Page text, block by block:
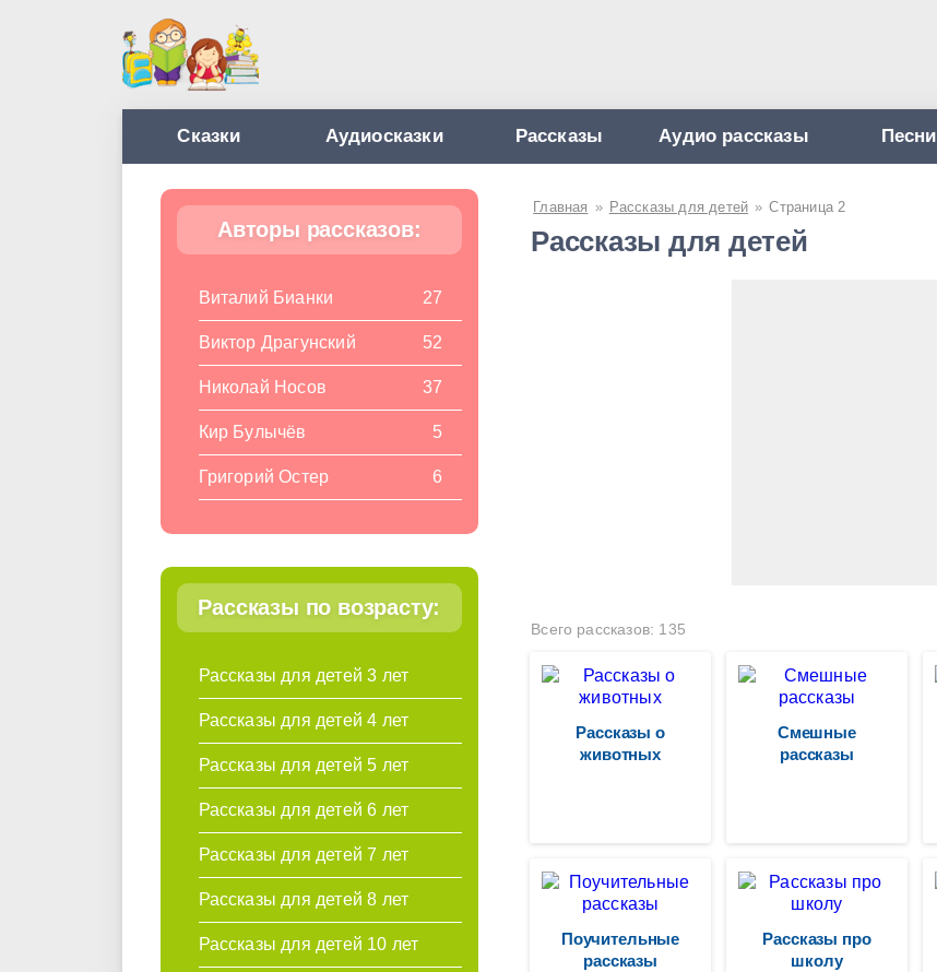
Сказки Аудиосказки Рассказы Аудио рассказы Песни
Главная » Рассказы для детей » Страница 2
Рассказы для детей
Всего рассказов: 135
Рассказы о
животных
Смешные
рассказы
Поучительные
рассказы
Рассказы про
школу
Авторы рассказов:
Виталий Бианки 27
Виктор Драгунский 52
Николай Носов 37
Кир Булычёв 5
Григорий Остер 6
Рассказы по возрасту:
Рассказы для детей 3 лет
Рассказы для детей 4 лет
Рассказы для детей 5 лет
Рассказы для детей 6 лет
Рассказы для детей 7 лет
Рассказы для детей 8 лет
Рассказы для детей 10 лет